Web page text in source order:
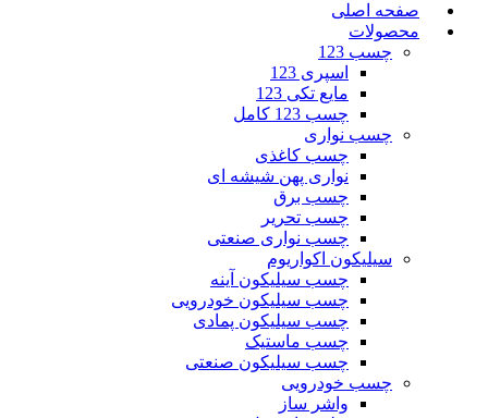
صفحه اصلی
محصولات
چسب 123
اسپری 123
مایع تکی 123
چسب 123 کامل
چسب نواری
چسب کاغذی
نواری پهن شیشه ای
چسب برق
چسب تحریر
چسب نواری صنعتی
سیلیکون اکواریوم
چسب سیلیکون آینه
چسب سیلیکون خودرویی
چسب سیلیکون پمادی
چسب ماستیک
چسب سیلیکون صنعتی
چسب خودرویی
واشر ساز